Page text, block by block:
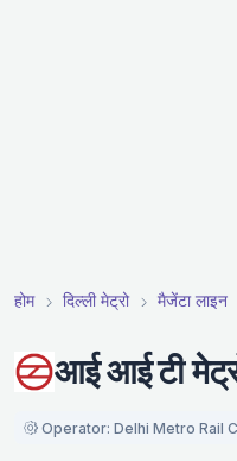
होम दिल्ली मेट्रो मैजेंटा लाइन
आई आई टी
Operator: Delhi Metro Rail